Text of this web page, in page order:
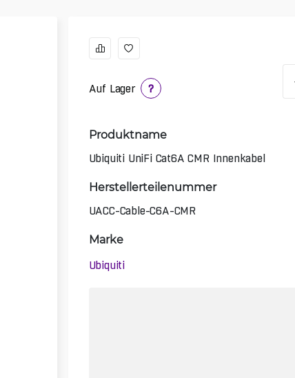
Auf Lager ?
Produktname
Ubiquiti UniFi Cat6A CMR Innenkabel
Herstellerteilenummer
UACC-Cable-C6A-CMR
Marke
Ubiquiti